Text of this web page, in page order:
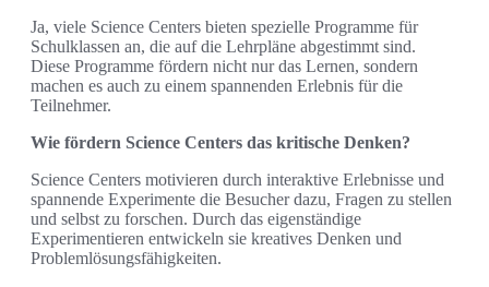
Ja, viele Science Centers bieten spezielle Programme für
Schulklassen an, die auf die Lehrpläne abgestimmt sind.
Diese Programme fördern nicht nur das Lernen, sondern
machen es auch zu einem spannenden Erlebnis für die
Teilnehmer.
Wie fördern Science Centers das kritische Denken?
Science Centers motivieren durch interaktive Erlebnisse und
spannende Experimente die Besucher dazu, Fragen zu stellen
und selbst zu forschen. Durch das eigenständige
Experimentieren entwickeln sie kreatives Denken und
Problemlösungsfähigkeiten.